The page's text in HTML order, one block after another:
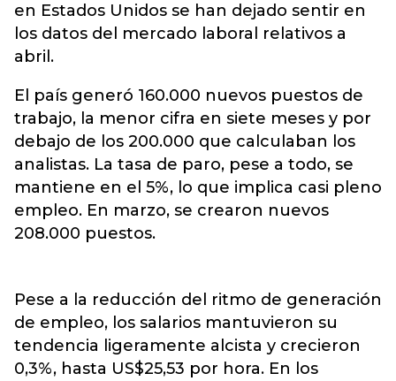
en Estados Unidos se han dejado sentir en
los datos del mercado laboral relativos a
abril.
El país generó 160.000 nuevos puestos de
trabajo, la menor cifra en siete meses y por
debajo de los 200.000 que calculaban los
analistas. La tasa de paro, pese a todo, se
mantiene en el 5%, lo que implica casi pleno
empleo. En marzo, se crearon nuevos
208.000 puestos.
Pese a la reducción del ritmo de generación
de empleo, los salarios mantuvieron su
tendencia ligeramente alcista y crecieron
0,3%, hasta US$25,53 por hora. En los